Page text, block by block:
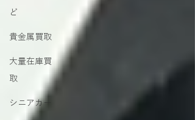
ど
貴金属買取
大量在庫買
取
シニアカー